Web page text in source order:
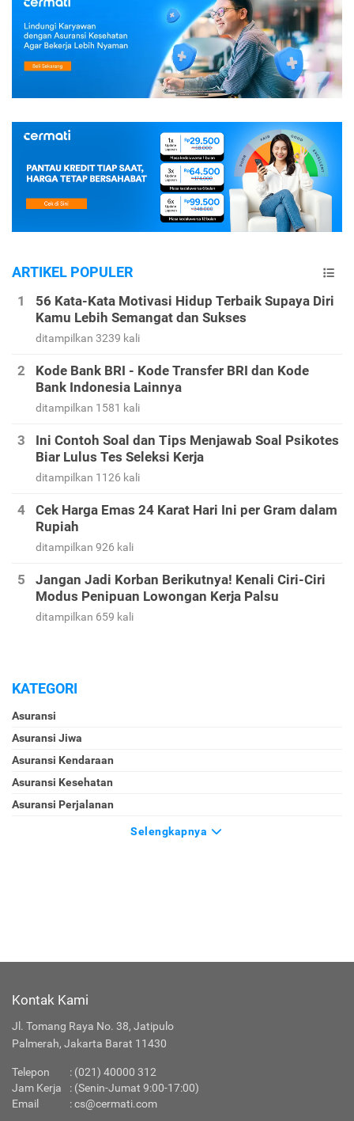
ARTIKEL POPULER
56 Kata-Kata Motivasi Hidup Terbaik Supaya Diri
Kamu Lebih Semangat dan Sukses
ditampilkan 3239 kali
Kode Bank BRI - Kode Transfer BRI dan Kode
Bank Indonesia Lainnya
ditampilkan 1581 kali
Ini Contoh Soal dan Tips Menjawab Soal Psikotes
Biar Lulus Tes Seleksi Kerja
ditampilkan 1126 kali
Cek Harga Emas 24 Karat Hari Ini per Gram dalam
Rupiah
ditampilkan 926 kali
Jangan Jadi Korban Berikutnya! Kenali Ciri-Ciri
Modus Penipuan Lowongan Kerja Palsu
ditampilkan 659 kali
KATEGORI
Asuransi
Asuransi Jiwa
Asuransi Kendaraan
Asuransi Kesehatan
Asuransi Perjalanan
Selengkapnya
Kontak Kami
Jl. Tomang Raya No. 38, Jatipulo
Palmerah, Jakarta Barat 11430
Telepon : (021) 40000 312
Jam Kerja
: (Senin-Jumat 9:00-17:00)
Email
:cs@cermati.com